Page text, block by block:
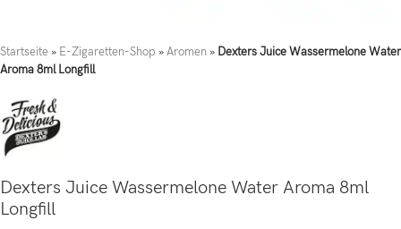
Startseite » E-Zigaretten-Shop »Aromen » Dexters Juice Wassermelone Water
Aroma 8ml Longfill
Dexters Juice Wassermelone Water Aroma 8ml
Longfill